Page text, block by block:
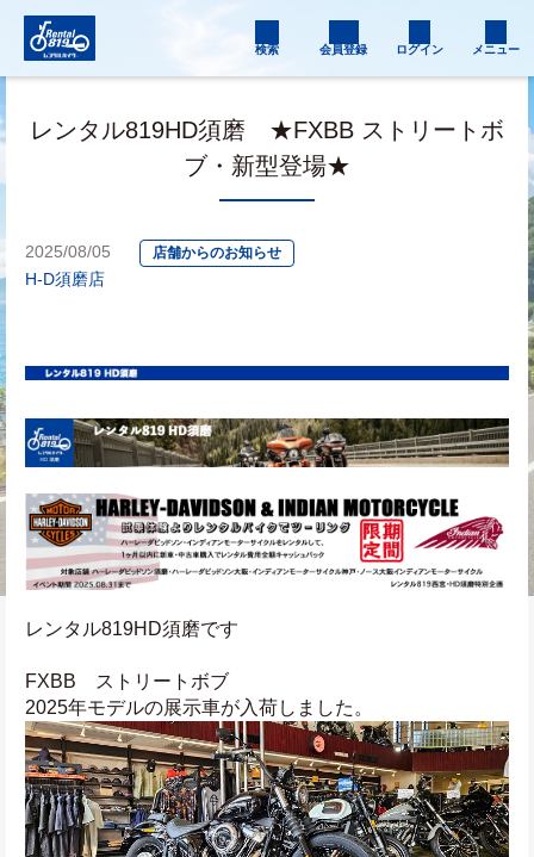
検索 会員登録 ログイン メニュー
レンタル819HD須磨 ★FXBB ストリートボ
ブ・新型登場★
2025/08/05 店舗からのお知らせ
H-D須磨店
レンタル819HD須磨です
FXBB　ストリートボブ
2025年モデルの展示車が入荷しました。